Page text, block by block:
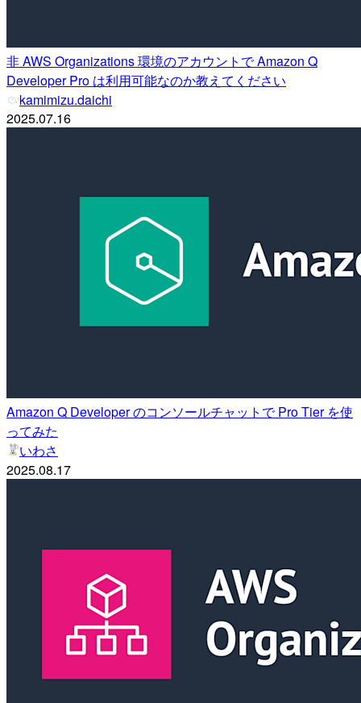
非 AWS Organizations 環境のアカウントで Amazon Q
Developer Pro は利用可能なのか教えてください
kamimizu.daichi
2025.07.16
Amazon Q Developer のコンソールチャットで Pro Tier を使
ってみた
いわさ
2025.08.17